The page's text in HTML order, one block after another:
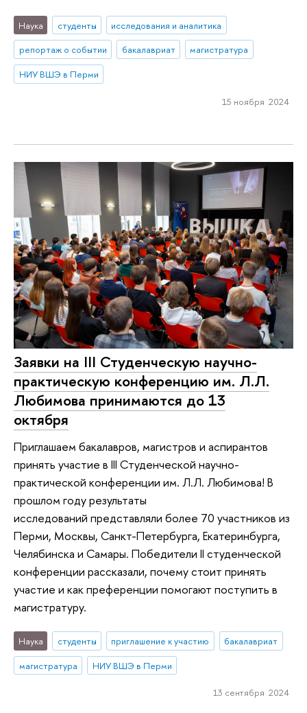
Наука студенты
исследования и аналитика
репортаж о событии
бакалавриат
магистратура
НИУ ВШЭ в Перми
15 ноября 2024
Заявки на III Студенческую научно-
практическую конференцию им. Л.Л.
Любимова принимаются до 13
октября
Приглашаем бакалавров, магистров и аспирантов
принять участие в III Студенческой научно-
практической конференции им. Л.Л. Любимова! В
прошлом году результаты
исследований представляли более 70 участников из
Перми, Москвы, Санкт-Петербурга, Екатеринбурга,
Челябинска и Самары. Победители II студенческой
конференции рассказали, почему стоит принять
участие и как преференции помогают поступить в
магистратуру.
Наука студенты приглашение к участию
бакалавриат
магистратура
НИУ ВШЭ в Перми
13 сентября 2024